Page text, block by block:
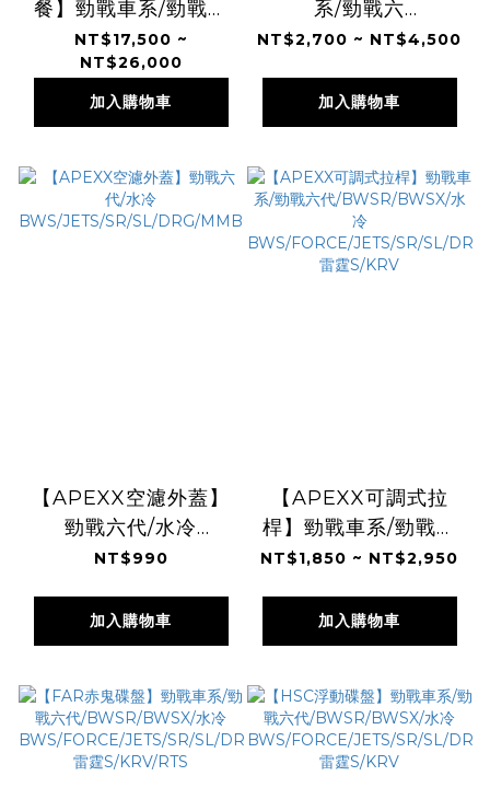
餐】勁戰車系/勁戰六
代/水冷
BWS/FORCE/JETS/SR/SL/DRG/MMBCU/
雷霆S/KRV
NT$17,500 ~
NT$26,000
加入購物車
系/勁戰六
代/BWSR/BWSX/水
BWS/FORCE/JETS/
雷霆S/KRV
NT$2,700 ~ NT$4,500
加入購物車
【APEXX空濾外蓋】
勁戰六代/水冷
BWS/JETS/SR/SL/DRG/MMBCU/FORCE/
NT$990
加入購物車
【APEXX可調式拉
桿】勁戰車系/勁戰六
代/BWSR/BWSX/水
BWS/FORCE/JETS/
雷霆S/KRV
NT$1,850 ~ NT$2,950
加入購物車